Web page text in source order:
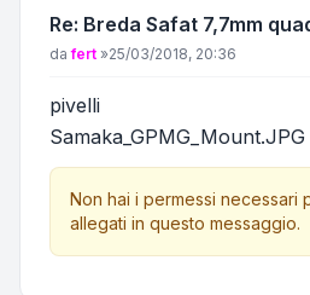
Re: Breda Safat 7,7mm
Messaggio
dafert »25/03/2018, 20:36
pivelli
Samaka_GPMG_Mount.JPG
Non hai i permessi necessari
allegati in questo messaggio.